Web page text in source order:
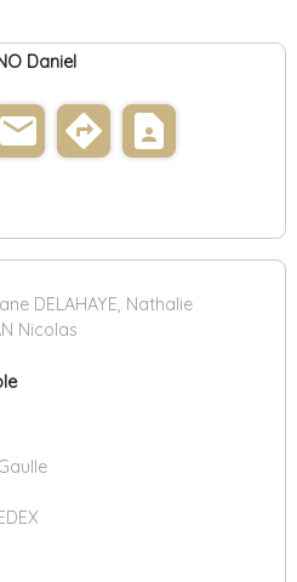
Daniel
email directions contact_page
DELAHAYE, Nathalie
Nicolas